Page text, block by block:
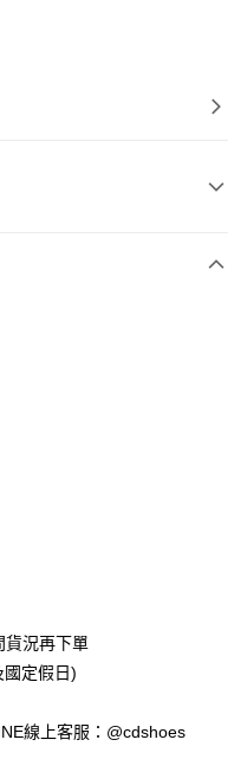
」的支付方式。 讓您購物簡單
儲值。
結帳。
貨況再下單
定假日)
線上客服：@cdshoes